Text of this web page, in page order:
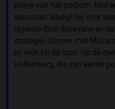
plekje van het podium. Met
seconden eindigt hij voor
regende flink deze race en
strategie. Samen met
en won hij de race. Op de
Hülkenberg, die zijn eerste